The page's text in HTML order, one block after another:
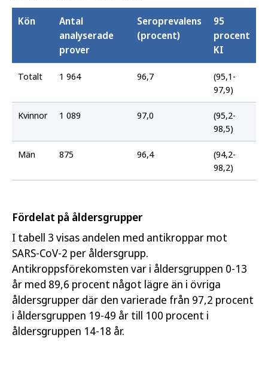
Kön
Antal
analyserade
prover
Seroprevalens
(procent)
95
procent
KI
Totalt 1 964 96,7
(95,1-
97,9)
Kvinnor 1 089 97,0
(95,2-
98,5)
Män 875 96,4
(94,2-
98,2)
Fördelat på åldersgrupper
I tabell 3 visas andelen med antikroppar mot
SARS-CoV-2 per åldersgrupp.
Antikroppsförekomsten var i åldersgruppen 0-13
år med 89,6 procent något lägre än i övriga
åldersgrupper där den varierade från 97,2 procent
i åldersgruppen 19-49 år till 100 procent i
åldersgruppen 14-18 år.